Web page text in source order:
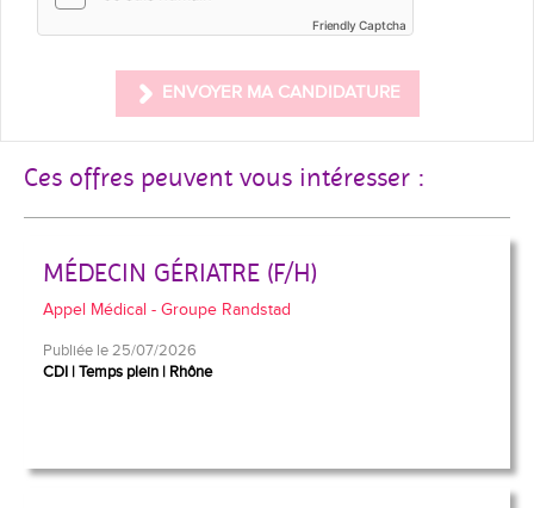
Friendly Captcha
ENVOYER MA CANDIDATURE
Ces offres peuvent vous intéresser :
MÉDECIN GÉRIATRE (F/H)
Appel Médical - Groupe Randstad
Publiée le 25/07/2026
CDI Temps plein Rhône